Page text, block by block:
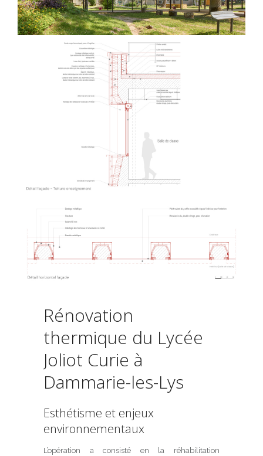
Rénovation
thermique du Lycée
Joliot Curie à
Dammarie-les-Lys
Esthétisme et enjeux
environnementaux
L’opération a consisté en la réhabilitation